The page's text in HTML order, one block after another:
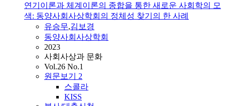
연기이론과 체계이론의 종합을 통한 새로운 사회학의 모
색: 동양사회사상학회의 정체성 찾기의 한 사례
유승무,김보경
동양사회사상학회
2023
사회사상과 문화
Vol.26 No.1
원문보기 2
스콜라
KISS